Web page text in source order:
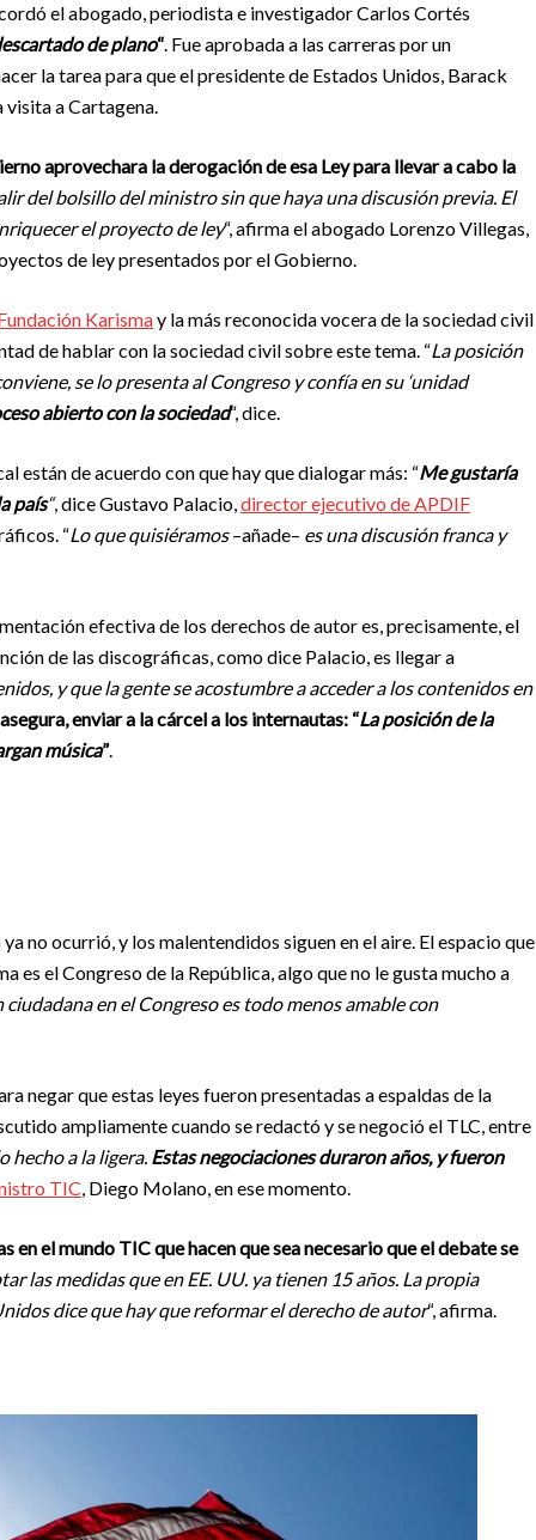
el abogado, periodista e investigador Carlos Cortés
de plano“. Fue aprobada a las carreras por un
la tarea para que el presidente de Estados Unidos, Barack
visita a Cartagena.
aprovechara la derogación de esa Ley para llevar a cabo la
del bolsillo del ministro sin que haya una discusión previa. El
el proyecto de ley“, afirma el abogado Lorenzo Villegas,
de ley presentados por el Gobierno.
Karismay la más reconocida vocera de la sociedad civil
de hablar con la sociedad civil sobre este tema. “La posición
se lo presenta al Congreso y confía en su ‘unidad
abierto con la sociedad“, dice.
están de acuerdo con que hay que dialogar más: “Me gustaría
país“, dice Gustavo Palacio,director ejecutivo de APDIF
“Lo que quisiéramos–añade– es una discusión franca y
efectiva de los derechos de autor es, precisamente, el
de las discográficas, como dice Palacio, es llegar a
y que la gente se acostumbre a acceder a los contenidos en
enviar a la cárcel a los internautas: “La posición de la
música”.
no ocurrió, y los malentendidos siguen en el aire. El espacio que
es el Congreso de la República, algo que no le gusta mucho a
en el Congreso es todo menos amable con
negar que estas leyes fueron presentadas a espaldas de la
ampliamente cuando se redactó y se negoció el TLC, entre
hecho a la ligera. Estas negociaciones duraron años, y fueron
TIC, Diego Molano, en ese momento.
en el mundo TIC que hacen que sea necesario que el debate se
las medidas que en EE. UU. ya tienen 15 años. La propia
dice que hay que reformar el derecho de autor“, afirma.